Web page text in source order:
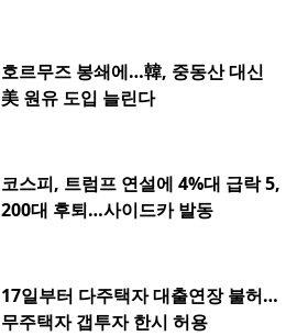
호르무즈 봉쇄에…韓, 중동산 대신
美 원유 도입 늘린다
코스피, 트럼프 연설에 4%대 급락 5,
200대 후퇴…사이드카 발동
17일부터 다주택자 대출연장 불허…
무주택자 갭투자 한시 허용